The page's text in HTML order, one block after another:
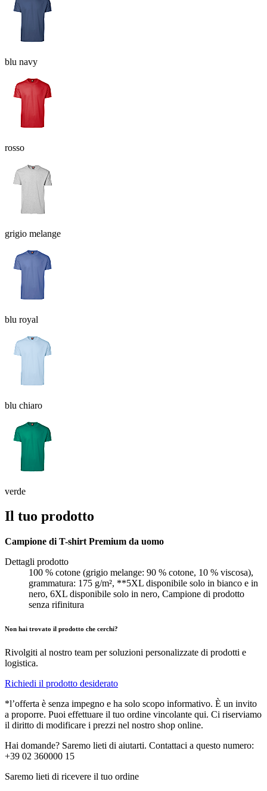
blu navy
rosso
grigio melange
blu royal
blu chiaro
verde
Il tuo prodotto
Campione di T-shirt Premium da uomo
Dettagli prodotto
100 % cotone (grigio melange: 90 % cotone, 10 % viscosa),
grammatura: 175 g/m², **5XL disponibile solo in bianco e in
nero, 6XL disponibile solo in nero, Campione di prodotto
senza rifinitura
Non hai trovato il prodotto che cerchi?
Rivolgiti al nostro team per soluzioni personalizzate di prodotti e
logistica.
Richiedi il prodotto desiderato
*l’offerta è senza impegno e ha solo scopo informativo. È un invito
a proporre. Puoi effettuare il tuo ordine vincolante qui. Ci riserviamo
il diritto di modificare i prezzi nel nostro shop online.
Hai domande? Saremo lieti di aiutarti. Contattaci a questo numero:
+39 02 360000 15
Saremo lieti di ricevere il tuo ordine